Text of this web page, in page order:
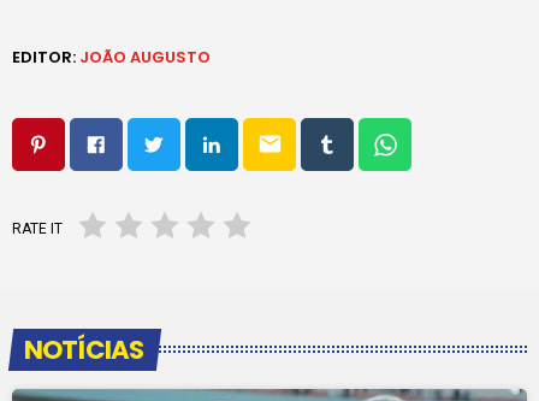
EDITOR: JOÃO AUGUSTO
email
RATE IT
NOTÍCIAS